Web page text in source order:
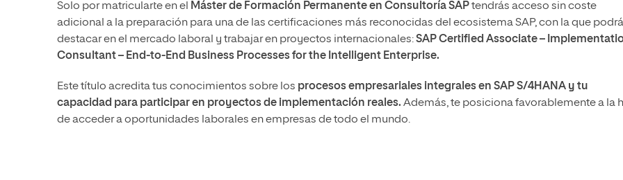
Solo por matricularte en el Máster de Formación Permanente en Consultoría SAPtendrás acceso sin coste
adicional a la preparación para una de las certificaciones más reconocidas del ecosistema SAP, con la que
destacar en el mercado laboral y trabajar en proyectos internacionales:SAP Certified Associate –
Consultant – End-to-End Business Processes for the Intelligent Enterprise.
Este título acredita tus conocimientos sobre los procesos empresariales integrales en SAP S/4HANA y tu
capacidad para participar en proyectos de implementación reales. Además, te posiciona favorablemente a la
de acceder a oportunidades laborales en empresas de todo el mundo.